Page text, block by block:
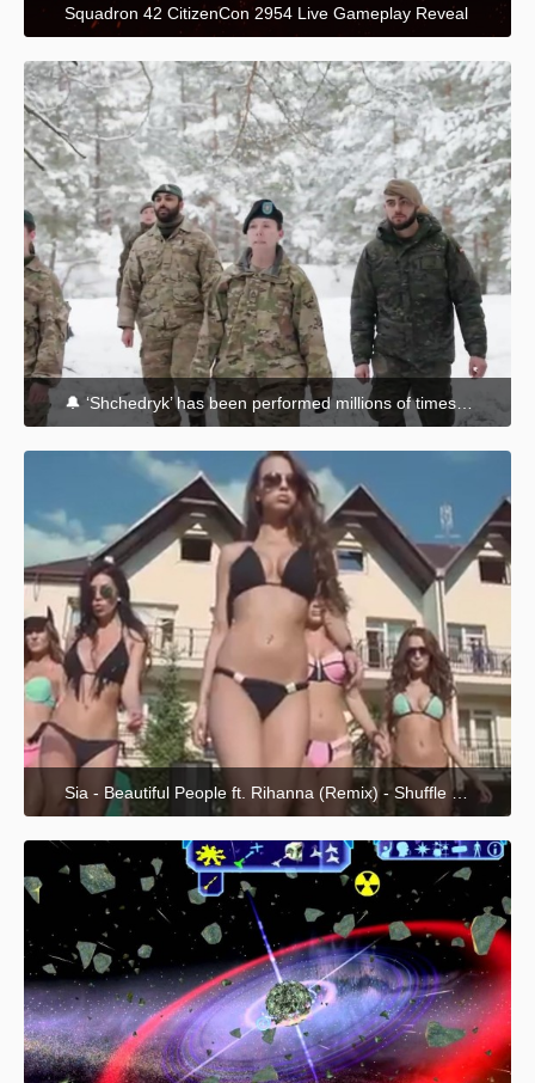
Squadron 42 CitizenCon 2954 Live Gameplay Reveal
25. Oktober 2024 um 20:11
🔔 ‘Shchedryk’ has been performed millions of times, as a Ukrainian Christmas carol became a classic worldwide ove
6. Januar 2024 um 07:39
Sia - Beautiful People ft. Rihanna (Remix) - Shuffle Dance Music & Party Dance Video 2020
26. April 2022 um 23:12